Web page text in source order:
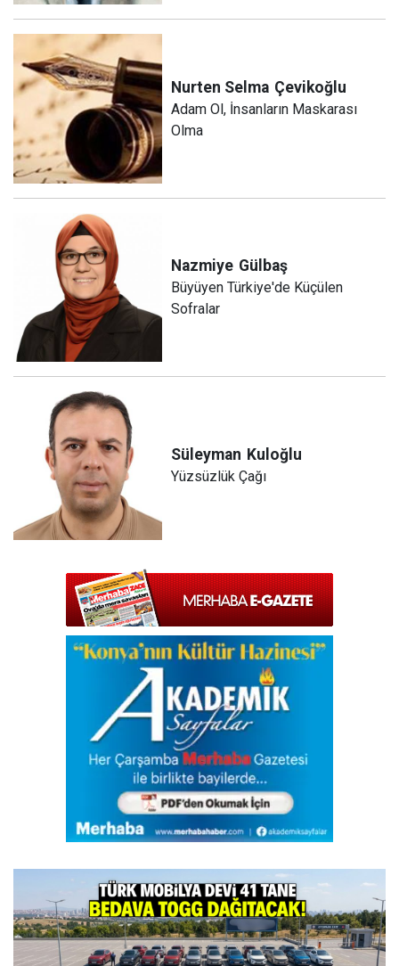
Nurten Selma Çevikoğlu
Adam Ol, İnsanların Maskarası
Olma
Nazmiye Gülbaş
Büyüyen Türkiye'de Küçülen
Sofralar
Süleyman Kuloğlu
Yüzsüzlük Çağı